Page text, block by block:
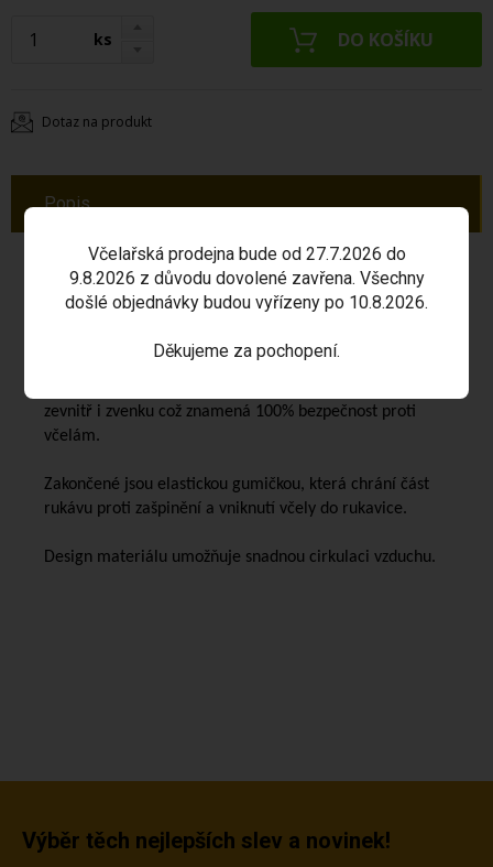
ks
Dotaz na produkt
Popis
Speciální včelařské rukavice
vyšší teplotou s prodyšnými rukávy se síťovinou.
polyurytanového materiálu opatřeného polyesterovou
zevnitř i zvenku což znamená 100% bezpečnost proti
včelám.
Zakončené jsou elastickou gumičkou, která chrání část
rukávu proti zašpinění a vniknutí včely do rukavice.
Design materiálu umožňuje snadnou cirkulaci vzduchu.
Výběr těch nejlepších slev a novinek!
Včelařská prodejna bude od 27.7.2026 do
9.8.2026 z důvodu dovolené zavřena. Všechny
došlé objednávky budou vyřízeny po 10.8.2026.
Děkujeme za pochopení.